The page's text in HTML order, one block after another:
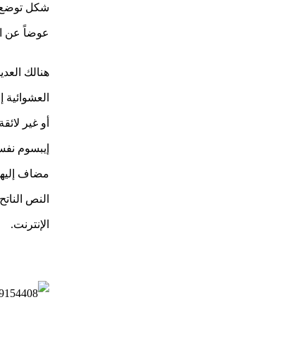
شكل توضع
عوضاً عن
هنالك
أو غير
مضاف
النص
الإنترنت.